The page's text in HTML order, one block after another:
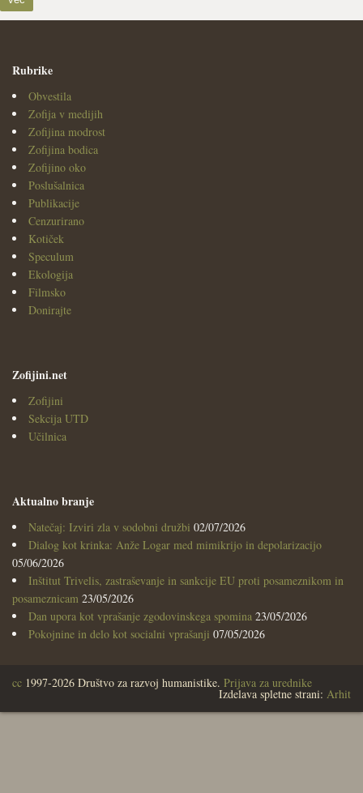
Rubrike
Obvestila
Zofija v medijih
Zofijina modrost
Zofijina bodica
Zofijino oko
Poslušalnica
Publikacije
Cenzurirano
Kotiček
Speculum
Ekologija
Filmsko
Donirajte
Zofijini.net
Zofijini
Sekcija UTD
Učilnica
Aktualno branje
Natečaj: Izviri zla v sodobni družbi 02/07/2026
Dialog kot krinka: Anže Logar med mimikrijo in depolarizacijo
05/06/2026
Inštitut Trivelis, zastraševanje in sankcije EU proti posameznikom in
posameznicam 23/05/2026
Dan upora kot vprašanje zgodovinskega spomina 23/05/2026
Pokojnine in delo kot socialni vprašanji 07/05/2026
cc 1997-2026 Društvo za razvoj humanistike. Prijava za urednike
Izdelava spletne strani: Arhit